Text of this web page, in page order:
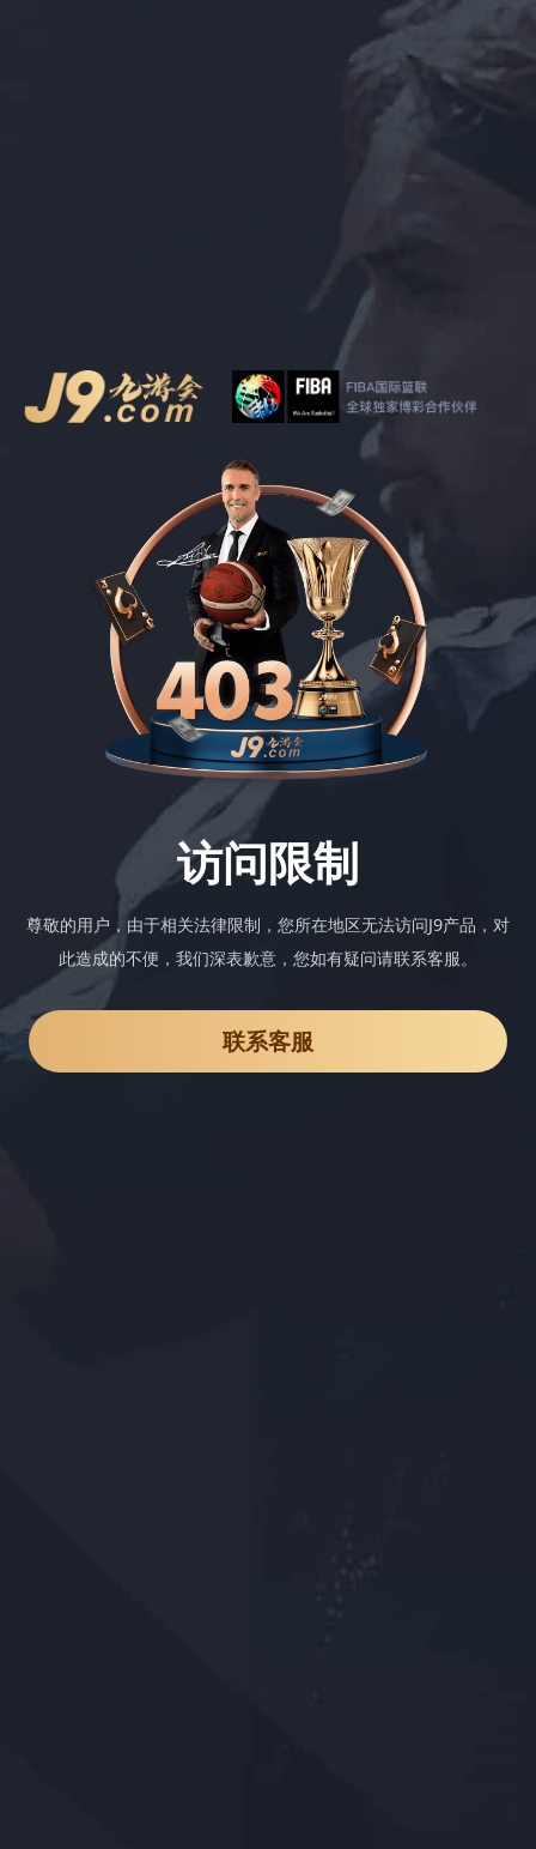
访问限制
尊敬的用户，由于相关法律限制，您所在地区无法访问J9产品，对
此造成的不便，我们深表歉意，您如有疑问请联系客服。
联系客服